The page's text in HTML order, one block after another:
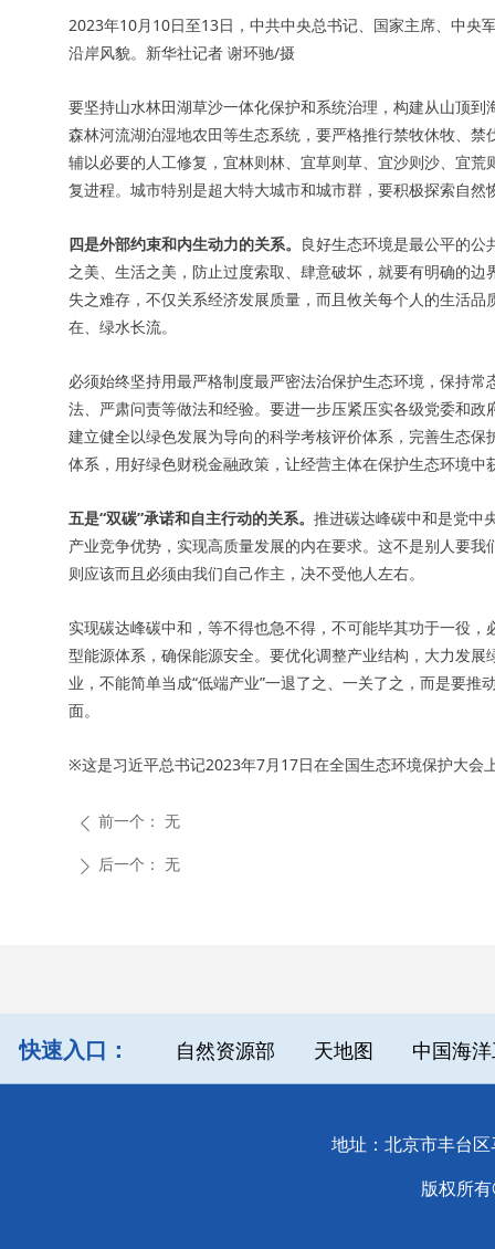
2023年10月10日至13日，中共中央总书记、国家主席、中央
沿岸风貌。新华社记者 谢环驰/摄
要坚持山水林田湖草沙一体化保护和系统治理，构建从山顶
森林河流湖泊湿地农田等生态系统，要严格推行禁牧休牧、
辅以必要的人工修复，宜林则林、宜草则草、宜沙则沙、宜
复进程。城市特别是超大特大城市和城市群，要积极探索自
四是外部约束和内生动力的关系。 良好生态环境是最公平的
之美、生活之美，防止过度索取、肆意破坏，就要有明确的
失之难存，不仅关系经济发展质量，而且攸关每个人的生活
在、绿水长流。
必须始终坚持用最严格制度最严密法治保护生态环境，保持
法、严肃问责等做法和经验。要进一步压紧压实各级党委和
建立健全以绿色发展为导向的科学考核评价体系，完善生态
体系，用好绿色财税金融政策，让经营主体在保护生态环境
五是“双碳”承诺和自主行动的关系。 推进碳达峰碳中和是党中
产业竞争优势，实现高质量发展的内在要求。这不是别人要
则应该而且必须由我们自己作主，决不受他人左右。
实现碳达峰碳中和，等不得也急不得，不可能毕其功于一役
型能源体系，确保能源安全。要优化调整产业结构，大力发
业，不能简单当成“低端产业”一退了之、一关了之，而是要
面。
※这是习近平总书记2023年7月17日在全国生态环境保护大会
ꄴ 前一个： 无
ꄲ 后一个： 无
地址：北京市丰台
版权所
快速入口： 自然资源部 天地图 中国海